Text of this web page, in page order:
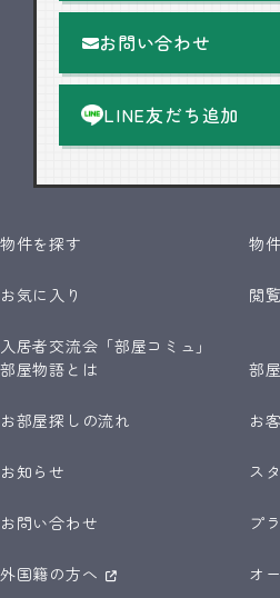
お問い合わせ
LINE友だち追加
物件を探す 物
お気に入り 閲
入居者交流会「部屋コミュ」
部屋物語とは
部
お部屋探しの流れ お
お知らせ ス
お問い合わせ プ
外国籍の方へ
オ